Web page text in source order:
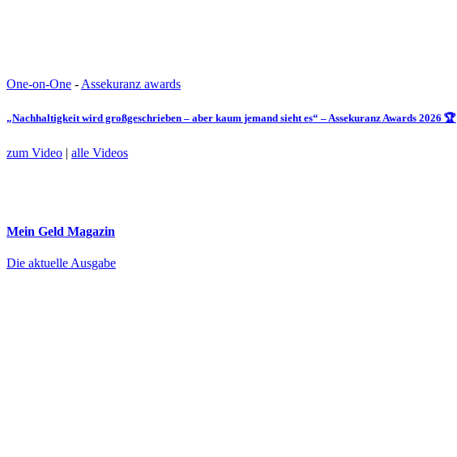
One-on-One -Assekuranz awards
„Nachhaltigkeit wird großgeschrieben – aber kaum jemand sieht es“ – Assekuranz Awards 2026 🏆
zum Video | alle Videos
Mein Geld Magazin
Die aktuelle Ausgabe